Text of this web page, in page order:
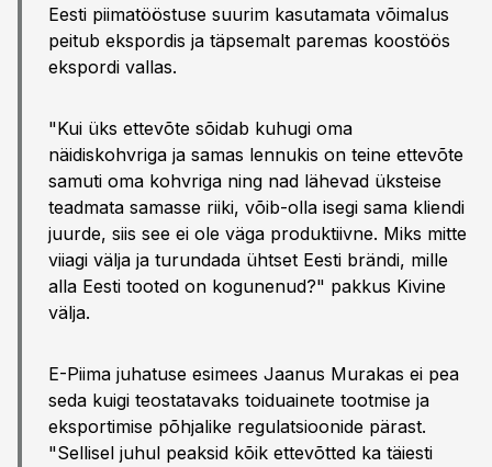
Eesti piimatööstuse suurim kasutamata võimalus
peitub ekspordis ja täpsemalt paremas koostöös
ekspordi vallas.
"Kui üks ettevõte sõidab kuhugi oma
näidiskohvriga ja samas lennukis on teine ettevõte
samuti oma kohvriga ning nad lähevad üksteise
teadmata samasse riiki, võib-olla isegi sama kliendi
juurde, siis see ei ole väga produktiivne. Miks mitte
viiagi välja ja turundada ühtset Eesti brändi, mille
alla Eesti tooted on kogunenud?" pakkus Kivine
välja.
E-Piima juhatuse esimees Jaanus Murakas ei pea
seda kuigi teostatavaks toiduainete tootmise ja
eksportimise põhjalike regulatsioonide pärast.
"Sellisel juhul peaksid kõik ettevõtted ka täiesti